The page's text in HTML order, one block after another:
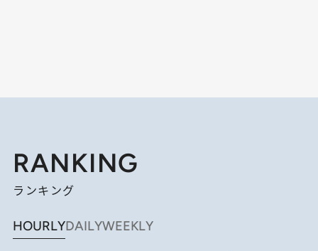
RANKING
ランキング
HOURLYDAILYWEEKLY